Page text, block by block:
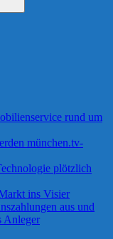
rund um
münchen.tv-
plötzlich
ins Visier
aus und
Anleger